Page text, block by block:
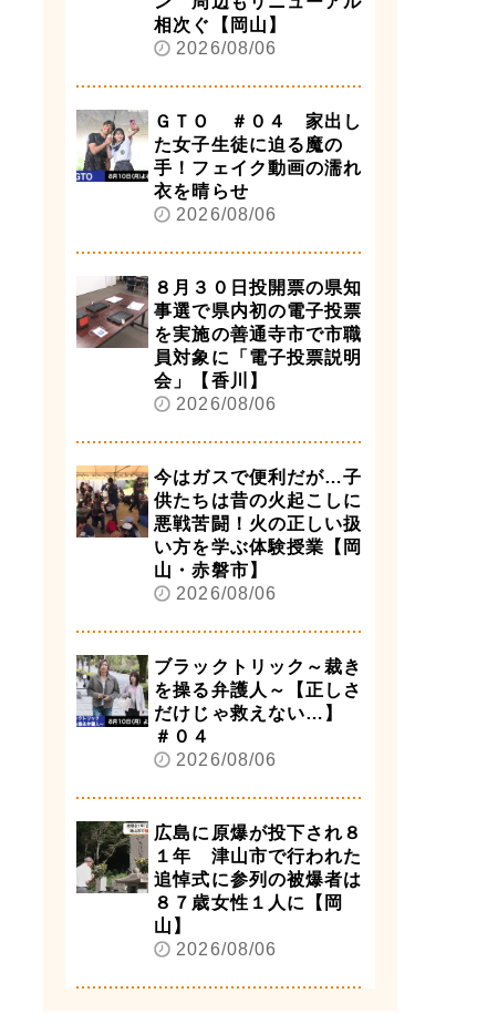
相次ぐ【岡山】
2026/08/06
ＧＴＯ ＃０４ 家出し
た女子生徒に迫る魔の
手！フェイク動画の濡れ
衣を晴らせ
2026/08/06
８月３０日投開票の県知
事選で県内初の電子投票
を実施の善通寺市で市職
員対象に「電子投票説明
会」【香川】
2026/08/06
今はガスで便利だが…子
供たちは昔の火起こしに
悪戦苦闘！火の正しい扱
い方を学ぶ体験授業【岡
山・赤磐市】
2026/08/06
ブラックトリック～裁き
を操る弁護人～【正しさ
だけじゃ救えない…】
＃０４
2026/08/06
広島に原爆が投下され８
１年 津山市で行われた
追悼式に参列の被爆者は
８７歳女性１人に【岡
山】
2026/08/06